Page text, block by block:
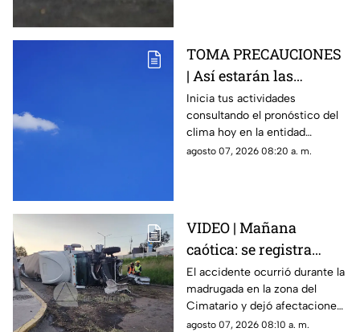
TOMA PRECAUCIONES
| Así estarán las
condiciones del clima
HOY en Querétaro
Inicia tus actividades
consultando el pronóstico del
clima hoy en la entidad
queretana y sus municipios.
agosto 07, 2026 08:20 a. m.
VIDEO | Mañana
caótica: se registra
volcadura de tráiler en
la carretera 57 rumbo a
Celaya
El accidente ocurrió durante la
madrugada en la zona del
Cimatario y dejó afectaciones
en el sitio, aunque no se
agosto 07, 2026 08:10 a. m.